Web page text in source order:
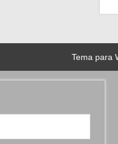
Tema para